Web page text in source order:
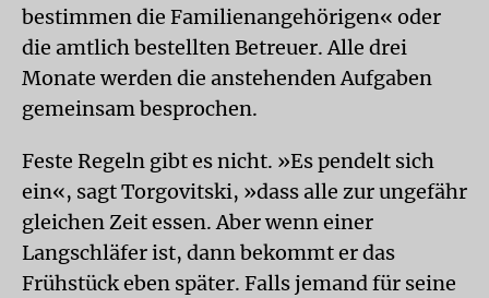
bestimmen die Familienangehörigen« oder
die amtlich bestellten Betreuer. Alle drei
Monate werden die anstehenden Aufgaben
gemeinsam besprochen.
Feste Regeln gibt es nicht. »Es pendelt sich
ein«, sagt Torgovitski, »dass alle zur ungefähr
gleichen Zeit essen. Aber wenn einer
Langschläfer ist, dann bekommt er das
Frühstück eben später. Falls jemand für seine